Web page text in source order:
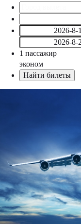
1 пассажир
эконом
Найти билеты